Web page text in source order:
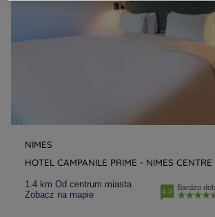
NIMES
HOTEL CAMPANILE PRIME - NIMES CENTRE
1.4 km Od centrum miasta
Zobacz na mapie
4.3 Bardzo